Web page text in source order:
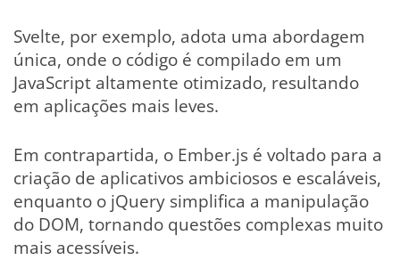
Svelte, por exemplo, adota uma abordagem
única, onde o código é compilado em um
JavaScript altamente otimizado, resultando
em aplicações mais leves.
Em contrapartida, o Ember.js é voltado para a
criação de aplicativos ambiciosos e escaláveis,
enquanto o jQuery simplifica a manipulação
do DOM, tornando questões complexas muito
mais acessíveis.